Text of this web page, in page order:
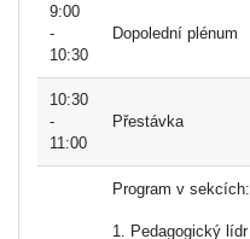
9:00
-
10:30
Dopolední plénum
10:30
-
11:00
Přestávka
Program v sekcích:
1. Pedagogický lídr